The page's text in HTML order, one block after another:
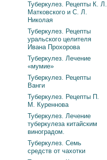
Туберкулез. Рецепты К. Л.
Матковского и С. Л.
Николая
Туберкулез. Рецепты
уральского целителя
Ивана Прохорова
Туберкулез. Лечение
«мумие»
Туберкулез. Рецепты
Ванги
Туберкулез. Рецепты П.
М. Куреннова
Туберкулез. Лечение
туберкулеза китайским
виноградом.
Туберкулез. Семь
средств от чахотки